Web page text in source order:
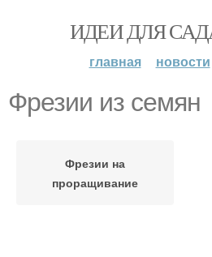
ИДЕИ ДЛЯ
главная новости
Фрезии из семян
Фрезии на
проращивание